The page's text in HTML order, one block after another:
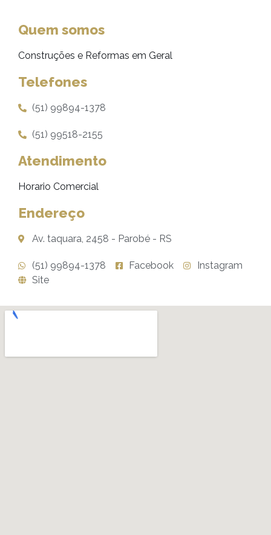
Quem somos
Construções e Reformas em Geral
Telefones
(51) 99894-1378
(51) 99518-2155
Atendimento
Horario Comercial
Endereço
Av. taquara, 2458 - Parobé - RS
(51) 99894-1378 Facebook
Instagram
Site